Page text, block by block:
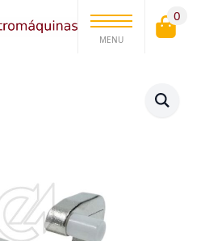
MENU
0